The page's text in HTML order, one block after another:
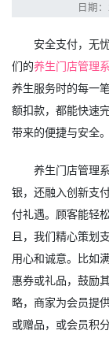
日期
安全支付，无
们的养生门店管理
养生服务时的每一
额扣款，都能快速
带来的便捷与安全。
养生门店管理
银，还融入创新支
付礼遇。顾客能轻
且，我们精心策划
用心和诚意。比如
惠券或礼品，鼓励
略，商家为会员提
或赠品，或会员积